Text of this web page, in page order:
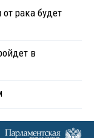
рака будет
в